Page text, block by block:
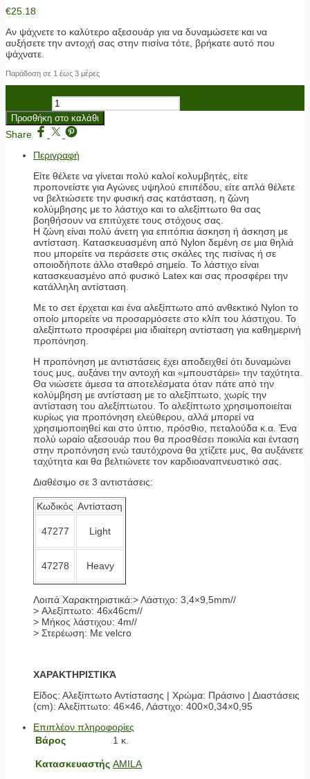
€25.18
Αν ψάχνετε το καλύτερο αξεσουάρ για να δυναμώσετε και να
αυξήσετε την αντοχή σας στην πισίνα τότε, βρήκατε αυτό που
ψάχνατε.
Παράδοση σε 1 έως 3 μέρες
Προσθήκη στο καλάθι
Share
Περιγραφή
Είτε θέλετε να γίνεται πολύ καλοί κολυμβητές, είτε
προπονείστε για Αγώνες υψηλού επιπέδου, είτε απλά θέλετε
να βελτιώσετε την φυσική σας κατάσταση, η ζώνη
κολύμβησης με το λάστιχο και το αλεξίπτωτο θα σας
βοηθήσουν να επιτύχετε τους στόχους σας.
Η ζώνη είναι πολύ άνετη για επιτόπια άσκηση ή άσκηση με
αντίσταση. Κατασκευασμένη από Nylon δεμένη σε μια θηλιά
που μπορείτε να περάσετε στις σκάλες της πισίνας ή σε
οποιοδήποτε άλλο σταθερό σημείο. Το λάστιχο είναι
κατασκευασμένο από φυσικό Latex και σας προσφέρει την
κατάλληλη αντίσταση.
Με το σετ έρχεται και ένα αλεξίπτωτο από ανθεκτικό Nylon το
οποίο μπορείτε να προσαρμόσετε στο κλίπ του λάστιχου. Το
αλεξίπτωτο προσφέρει μια ιδιαίτερη αντίσταση για καθημερινή
προπόνηση.
Η προπόνηση με αντιστάσεις έχει αποδειχθεί ότι δυναμώνει
τους μυς, αυξάνει την αντοχή και «μπουστάρει» την ταχύτητα.
Θα νιώσετε άμεσα τα αποτελέσματα όταν πάτε από την
κολύμβηση με αντίσταση με το αλεξίπτωτο, χωρίς την
αντίσταση του αλεξίπτωτου. Το αλεξίπτωτο χρησιμοποιείται
κυρίως για προπόνηση ελεύθερου, αλλά μπορεί να
χρησιμοποιηθεί και στο ύπτιο, πρόσθιο, πεταλούδα κ.α. Ένα
πολύ ωραίο αξεσουάρ που θα προσθέσει ποικιλία και ένταση
στην προπόνηση ενώ ταυτόχρονα θα χτίζετε μυς, θα αυξάνετε
ταχύτητα και θα βελτιώνετε τον καρδιοαναπνευστικό σας.
Διαθέσιμο σε 3 αντιστάσεις:
Κωδικός Αντίσταση
47277 Light
47278 Heavy
Λοιπά Χαρακτηριστικά:> Λάστιχο: 3,4×9,5mm//
> Αλεξίπτωτο: 46x46cm//
> Μήκος λάστιχου: 4m//
> Στερέωση: Με velcro
ΧΑΡΑΚΤΗΡΙΣΤΙΚΆ
Είδος: Αλεξίπτωτο Αντίστασης | Χρώμα: Πράσινο | Διαστάσεις
(cm): Αλεξίπτωτο: 46×46, Λάστιχο: 400×0,34×0,95
Επιπλέον πληροφορίες
Βάρος
1 κ.
Κατασκευαστής AMILA